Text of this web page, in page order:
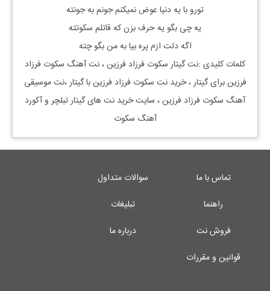
تورو با یه دنیا عوض نمیکنم جونم به جونته
یه چی بگو یه حرف بزن که قاتلم سکوتته
اگه دلت ازم پره بیا به من بگو چته
کلمات کلیدی :نت گیتار سکوت فرزاد فرزین، نت آهنگ سکوت فرزاد
فرزینبرای گیتار ، خرید نت سکوت فرزاد فرزینبا گیتار ،نت موسیقی
آهنگ سکوت فرزاد فرزین، سایت خرید نت های گیتار تبلچر و آکورد
آهنگ سکوت
تماس با ما
سوالات متداول
راهنما
تبلیغات
فروش نت
درباره ما
قوانین و مقررات